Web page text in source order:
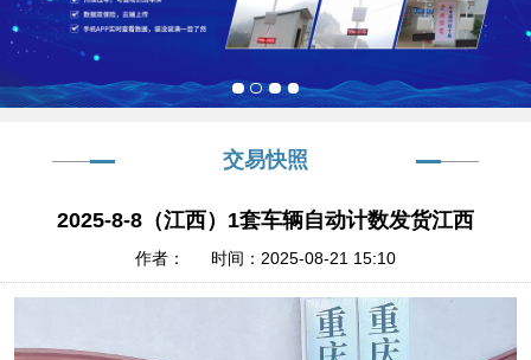
交易快照
2025-8-8（江西）1套车辆自动计数发货江西
作者： 时间：2025-08-21 15:10